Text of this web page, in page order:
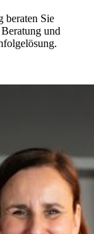
beraten Sie
und